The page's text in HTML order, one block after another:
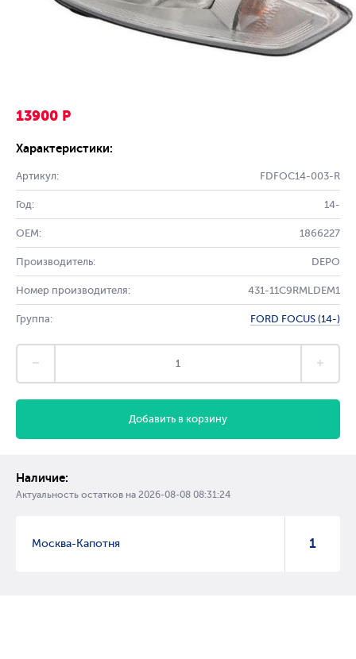
13900 Р
Характеристики:
Артикул: FDFOC14-003-R
Год: 14-
OEM: 1866227
Производитель: DEPO
Номер производителя: 431-11C9RMLDEM1
Группа: FORD FOCUS (14-)
Добавить в корзину
Наличие:
Актуальность остатков на 2026-08-08 08:31:24
Москва-Капотня 1